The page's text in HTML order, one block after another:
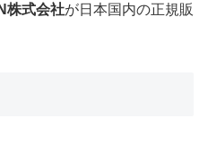
株式会社が日本国内の正規販